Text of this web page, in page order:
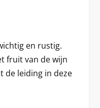
en rustig.
fruit van de wijn
de leiding in deze